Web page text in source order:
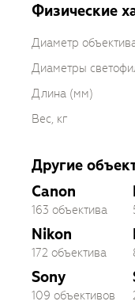
Физические
Диаметр
Диаметры
Длина (мм)
Вес, кг
Другие
Canon
163 объектива
Nikon
172 объектива
Sony
109 объективов